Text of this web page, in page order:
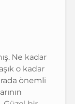
Ne kadar
o kadar
önemli